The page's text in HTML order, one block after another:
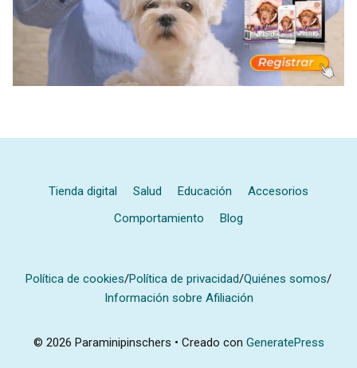
Tienda digital Salud Educación
Accesorios
Comportamiento
Blog
Política de cookies/Política de privacidad/Quiénes somos/
Información sobre Afiliación
© 2026 Paraminipinschers • Creado con GeneratePress